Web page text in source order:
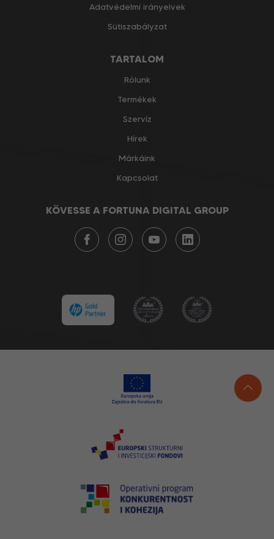
Adatvédelmi irányelvek
Sütiszabályzat
TARTALOM
Rólunk
Termékek
Szervíz
Hírek
Márkáink
Kapcsolat
KÖVESSE A FORTUNA DIGITAL GROUP